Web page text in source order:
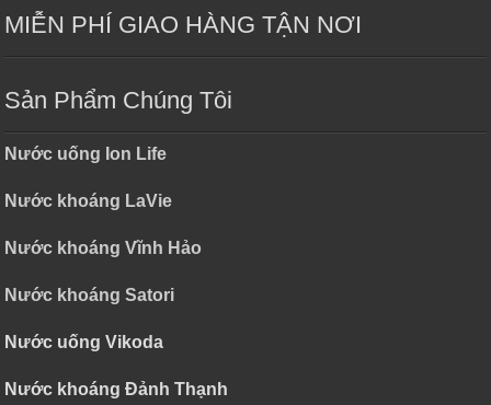
MIỄN PHÍ GIAO HÀNG TẬN NƠI
Sản Phẩm Chúng Tôi
Nước uống Ion Life
Nước khoáng LaVie
Nước khoáng Vĩnh Hảo
Nước khoáng Satori
Nước uống Vikoda
Nước khoáng Đảnh Thạnh